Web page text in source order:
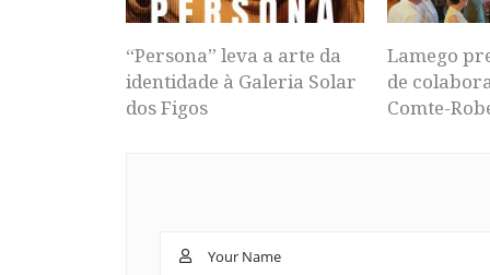
“Persona” leva a arte da
identidade à Galeria Solar
dos Figos
Lamego
de
Comte-